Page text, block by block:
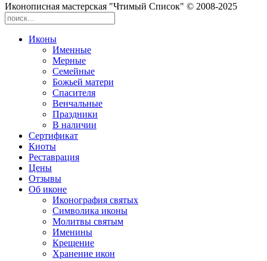
Иконописная мастерская "Чтимый Список" © 2008-2025
Иконы
Именные
Мерные
Семейные
Божьей матери
Спасителя
Венчальные
Праздники
В наличии
Сертификат
Киоты
Реставрация
Цены
Отзывы
Об иконе
Иконография святых
Символика иконы
Молитвы святым
Именины
Крещение
Хранение икон